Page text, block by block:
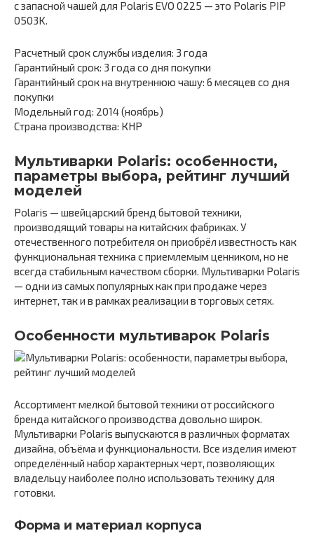
с запасной чашей для Polaris EVO 0225 — это Polaris PIP
0503K.
Расчетный срок службы изделия: 3 года
Гарантийный срок: 3 года со дня покупки
Гарантийный срок на внутреннюю чашу: 6 месяцев со дня
покупки
Модельный год: 2014 (ноябрь)
Страна производства: КНР
Мультиварки Polaris: особенности,
параметры выбора, рейтинг лучший
моделей
Polaris — швейцарский бренд бытовой техники,
производящий товары на китайских фабриках. У
отечественного потребителя он приобрёл известность как
функциональная техника с приемлемым ценником, но не
всегда стабильным качеством сборки. Мультиварки Polaris
— одни из самых популярных как при продаже через
интернет, так и в рамках реализации в торговых сетях.
Особенности мультиварок Polaris
Ассортимент мелкой бытовой техники от российского
бренда китайского производства довольно широк.
Мультиварки Polaris выпускаются в различных форматах
дизайна, объёма и функциональности. Все изделия имеют
определённый набор характерных черт, позволяющих
владельцу наиболее полно использовать технику для
готовки.
Форма и материал корпуса